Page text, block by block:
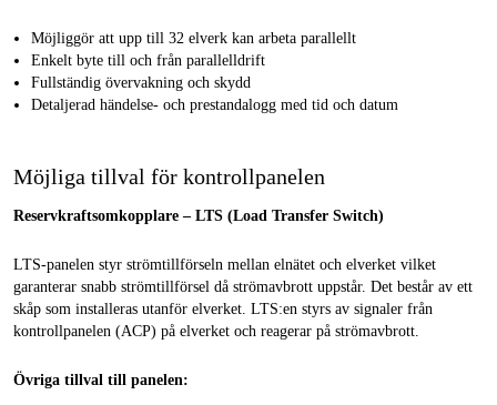
Möjliggör att upp till 32 elverk kan arbeta parallellt
Enkelt byte till och från parallelldrift
Fullständig övervakning och skydd
Detaljerad händelse- och prestandalogg med tid och datum
Möjliga tillval för kontrollpanelen
Reservkraftsomkopplare – LTS (Load Transfer Switch)
LTS-panelen styr strömtillförseln mellan elnätet och elverket vilket
garanterar snabb strömtillförsel då strömavbrott uppstår. Det består av ett
skåp som installeras utanför elverket. LTS:en styrs av signaler från
kontrollpanelen (ACP) på elverket och reagerar på strömavbrott.
Övriga tillval till panelen: